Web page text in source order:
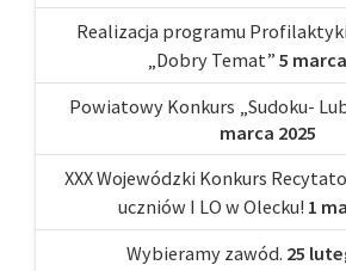
Realizacja programu
„Dobry Temat” 5
Powiatowy Konkurs „Sudoku-
marca 2025
XXX Wojewódzki Konkurs
uczniów I LO w Olecku! 1
Wybieramy zawód. 25